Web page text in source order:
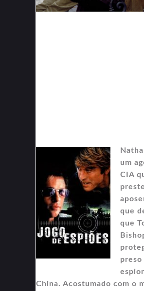
um
CIA
que
que
preso
China. Acostumado com o